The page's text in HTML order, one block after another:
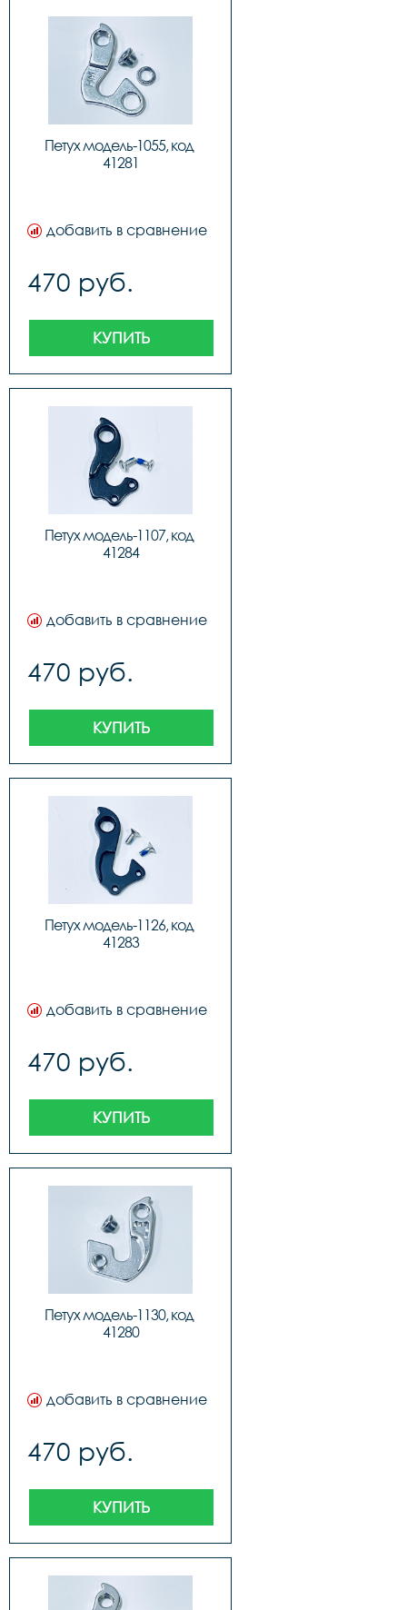
Петух модель-1055, код
41281
добавить в сравнение
470 руб.
КУПИТЬ
Петух модель-1107, код
41284
добавить в сравнение
470 руб.
КУПИТЬ
Петух модель-1126, код
41283
добавить в сравнение
470 руб.
КУПИТЬ
Петух модель-1130, код
41280
добавить в сравнение
470 руб.
КУПИТЬ